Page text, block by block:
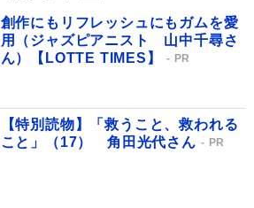
創作にもリフレッシュにもガムを愛
用（ジャズピアニスト 山中千尋さ
ん）【LOTTE TIMES】
PR
【特別読物】「救うこと、救われる
こと」（17） 角田光代さん
PR